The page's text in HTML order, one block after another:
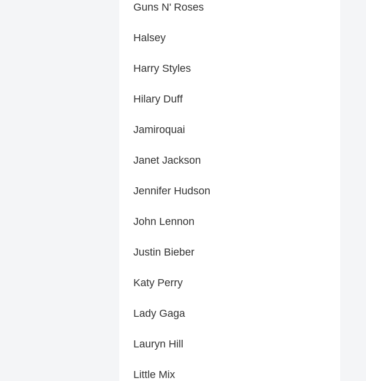
Guns N' Roses
Halsey
Harry Styles
Hilary Duff
Jamiroquai
Janet Jackson
Jennifer Hudson
John Lennon
Justin Bieber
Katy Perry
Lady Gaga
Lauryn Hill
Little Mix